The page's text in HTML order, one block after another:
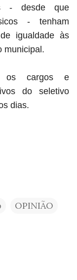
- desde que
- tenham
igualdade às
municipal.
os cargos e
do seletivo
dias.
OPINIÃO